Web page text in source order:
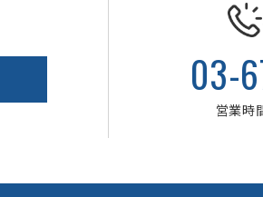
03-
営業時